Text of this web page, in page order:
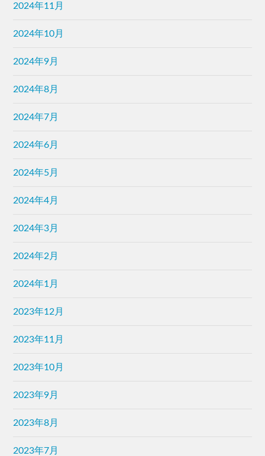
2024年11月
2024年10月
2024年9月
2024年8月
2024年7月
2024年6月
2024年5月
2024年4月
2024年3月
2024年2月
2024年1月
2023年12月
2023年11月
2023年10月
2023年9月
2023年8月
2023年7月